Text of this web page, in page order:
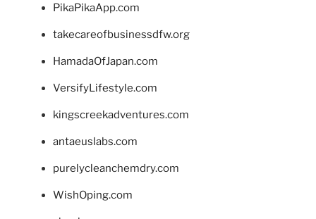
PikaPikaApp.com
takecareofbusinessdfw.org
HamadaOfJapan.com
VersifyLifestyle.com
kingscreekadventures.com
antaeuslabs.com
purelycleanchemdry.com
WishOping.com